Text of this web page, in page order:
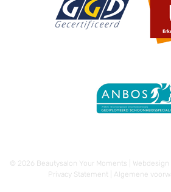
© 2026 Beautysalon Your Moments | Webdesign
Privacy Statement
Algemene